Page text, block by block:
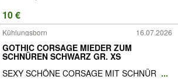
10 €
Kühlungsborn 16.07.2026
GOTHIC CORSAGE MIEDER ZUM
SCHNÜREN SCHWARZ GR. XS
SEXY SCHÖNE CORSAGE MIT SCHNÜR ...